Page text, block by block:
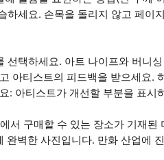
세요. 손목을 돌리지 않고 페이
택하세요. 아트 나이프와 버니
아티스트의 피드백을 받으세요.
: 아티스트가 개선할 부분을 표시
서 구매할 수 있는 장소가 기재된
벽한 사진입니다. 만화 산업에